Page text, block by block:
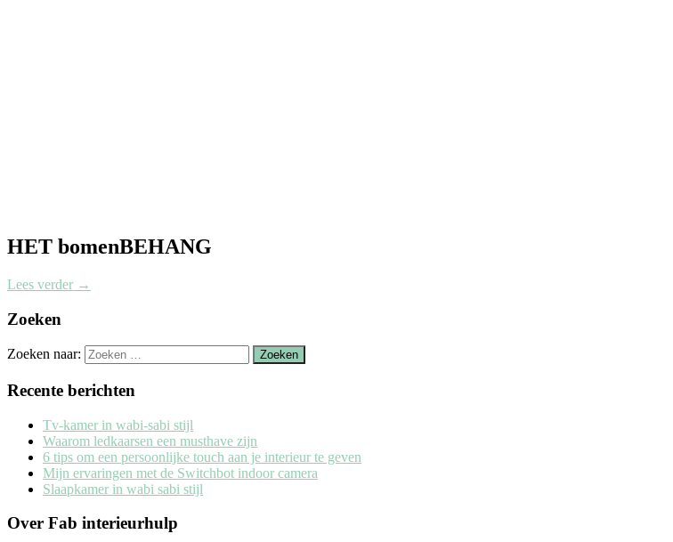
HET bomenBEHANG
Lees verder →
Zoeken
Zoeken naar:
Recente berichten
Tv-kamer in wabi-sabi stijl
Waarom ledkaarsen een musthave zijn
6 tips om een persoonlijke touch aan je interieur te geven
Mijn ervaringen met de Switchbot indoor camera
Slaapkamer in wabi sabi stijl
Over Fab interieurhulp